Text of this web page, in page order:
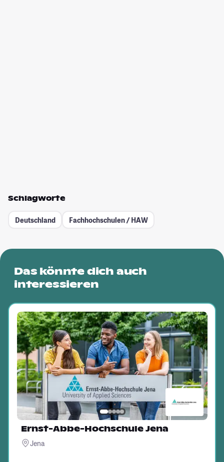
Schlagworte
Deutschland Fachhochschulen / HAW
Das könnte dich auch
interessieren
Ernst-Abbe-Hochschule Jena
Jena